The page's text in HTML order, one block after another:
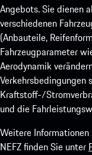
Angebots. Sie dienen
verschiedenen
(Anbauteile,
Fahrzeugparameter
Aerodynamik
Verkehrsbedingungen
Kraftstoff-/
und die
Weitere Informationen
NEFZ finden Sie unter